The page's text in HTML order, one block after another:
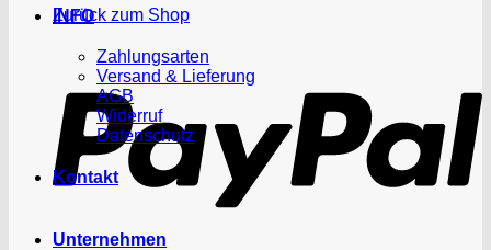
Zurück zum Shop
INFO
Zahlungsarten
Versand & Lieferung
AGB
Widerruf
Datenschutz
Kontakt
Unternehmen